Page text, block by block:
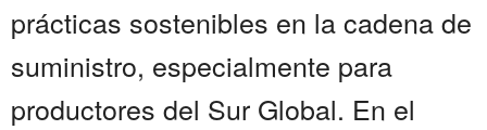
prácticas sostenibles en la cadena de
suministro, especialmente para
productores del Sur Global. En el